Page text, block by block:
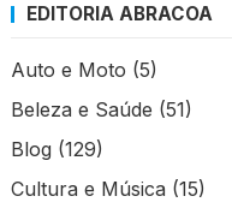
EDITORIA ABRACOA
Auto e Moto (5)
Beleza e Saúde (51)
Blog (129)
Cultura e Música (15)